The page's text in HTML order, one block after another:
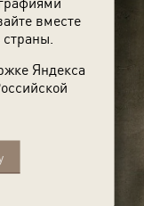
вместе
Яндекса